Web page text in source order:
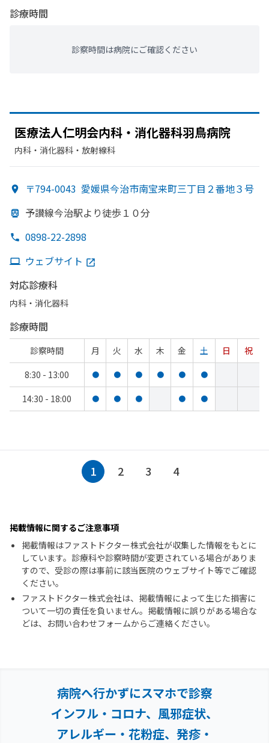
診療時間
診察時間は病院にご確認ください
医療法人仁明会内科・消化器科羽鳥病院
内科・​消化器科・​放射線科
〒794-0043 愛媛県今治市南宝来町三丁目２番地３号
予讃線今治駅より徒歩１０分
0898-22-2898
ウェブサイト
対応診療科
内科・​消化器科
診療時間
診察時間 月 火 水 木 金 土 日
祝
8:30 - 13:00
● ● ● ● ● ●
14:30 - 18:00 ● ● ● ● ●
1 2 3 4
掲載情報に関するご注意事項
掲載情報はファストドクター株式会社が収集した情報をもとに
しています。診療科や診察時間が変更されている場合がありま
すので、受診の際は事前に該当医院のウェブサイト等でご確認
ください。
ファストドクター株式会社は、掲載情報によって生じた損害に
ついて一切の責任を負いません。掲載情報に誤りがある場合な
どは、お問い合わせフォームからご連絡ください。
病院へ行かずにスマホで診察
インフル・コロナ、風邪症状、
アレルギー・花粉症、 発疹・